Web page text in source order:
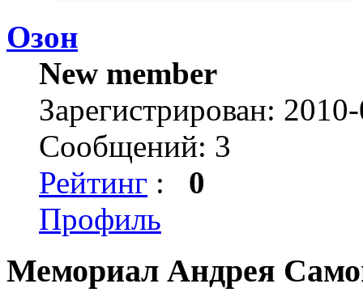
Озон
New member
Зарегистрирован:
Сообщений: 3
Рейтинг : 0
Профиль
Мемориал Андрея